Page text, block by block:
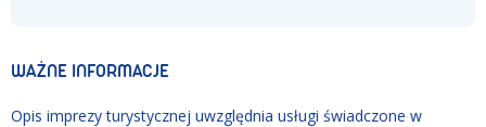
WAŻNE INFORMACJE
Opis imprezy turystycznej uwzględnia usługi świadczone w